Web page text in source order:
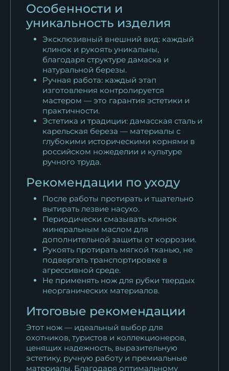
Особенности и
уникальность изделия
Эксклюзивный внешний вид: каждый
клинок и рукоять уникальны,
благодаря структуре дамаска и
натуральной березы.
Ручная работа: каждый этап
изготовления контролируется
мастером — это гарантия эстетики и
практичности.
Эстетика и традиции: дамасская сталь и
карельская береза — материалы с
глубокими историческими корнями в
российском ножеделии и культуре
ручного труда.
Рекомендации по уходу
После работы протирать и тщательно
вытирать лезвие насухо.
Периодически смазывать клинок
минеральным маслом для
дополнительной защиты от коррозии.
Рукоять протирать мягкой тканью, не
подвергать транспортировке в
агрессивной среде.
Не применять нож для рубки твердых
неорганических материалов.
Итоговые рекомендации
Этот нож — идеальный выбор для
охотников, туристов и коллекционеров,
ценящих надежность, выразительную
эстетику, ручную работу и премиальные
материалы. Благодаря оптимальному